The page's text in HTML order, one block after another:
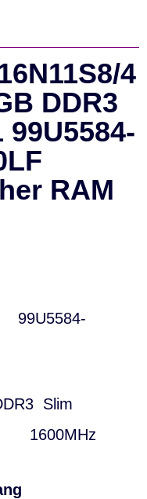
4
DDR3
99U5584-
RAM
Slim
1600MHz